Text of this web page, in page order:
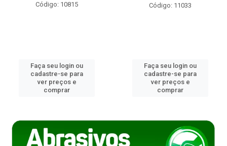
Código: 10815
Faça seu login ou
cadastre-se para
ver preços e
comprar
Código: 11033
Faça seu login ou
cadastre-se para
ver preços e
comprar